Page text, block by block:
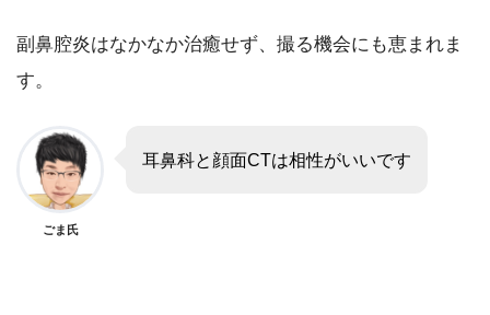
副鼻腔炎はなかなか治癒せず、撮る機会にも恵まれま
す。
ごま氏
耳鼻科と顔面CTは相性がいいです